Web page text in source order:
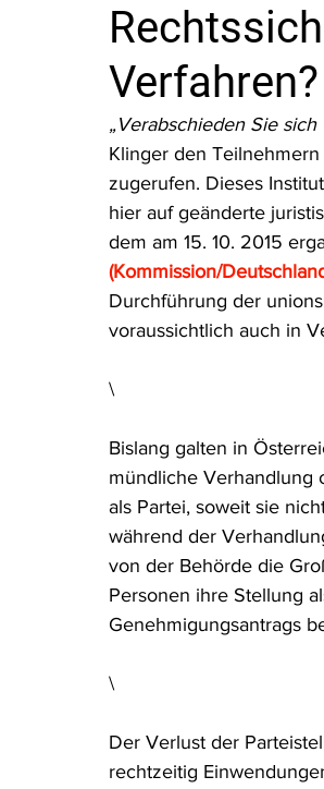
Luftreinhalterecht
Rohstoffrecht (Umwelt-)Strafrecht
Verfahrensrecht Vergaberecht
Wasserrecht RDU Umwelt-
Verfahren?
„Verabschieden Sie
Klinger den
zugerufen. Dieses
hier auf geänderte
dem am 15. 10. 2015
(Kommission/
Durchführung der
voraussichtlich auch in
\
Bislang galten in
mündliche Verhandlung
als Partei, soweit sie
während der
von der Behörde die
Personen ihre Stellung
Genehmigungsantrags
\
Der Verlust der
rechtzeitig